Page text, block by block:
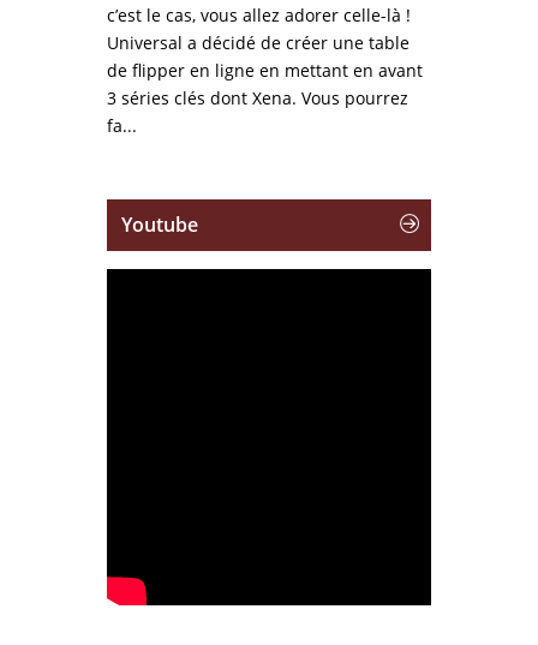
c’est le cas, vous allez adorer celle-là !
Universal a décidé de créer une table
de flipper en ligne en mettant en avant
3 séries clés dont Xena. Vous pourrez
fa...
Youtube